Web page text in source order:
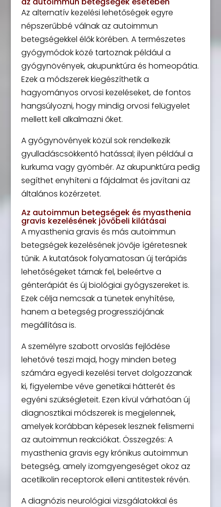
Az alternatív kezelési lehetőségek egyre
népszerűbbé válnak az autoimmun
betegségekkel élők körében. A természetes
gyógymódok közé tartoznak például a
gyógynövények, akupunktúra és homeopátia.
Ezek a módszerek kiegészíthetik a
hagyományos orvosi kezeléseket, de fontos
hangsúlyozni, hogy mindig orvosi felügyelet
mellett kell alkalmazni őket.
A gyógynövények közül sok rendelkezik
gyulladáscsökkentő hatással; ilyen például a
kurkuma vagy gyömbér. Az akupunktúra pedig
segíthet enyhíteni a fájdalmat és javítani az
általános közérzetet.
Az autoimmun betegségek és myasthenia
gravis kezelésének jövőbeli kilátásai
A myasthenia gravis és más autoimmun
betegségek kezelésének jövője ígéretesnek
tűnik. A kutatások folyamatosan új terápiás
lehetőségeket tárnak fel, beleértve a
génterápiát és új biológiai gyógyszereket is.
Ezek célja nemcsak a tünetek enyhítése,
hanem a betegség progressziójának
megállítása is.
A személyre szabott orvoslás fejlődése
lehetővé teszi majd, hogy minden beteg
számára egyedi kezelési tervet dolgozzanak
ki, figyelembe véve genetikai hátterét és
egyéni szükségleteit. Ezen kívül várhatóan új
diagnosztikai módszerek is megjelennek,
amelyek korábban képesek lesznek felismerni
az autoimmun reakciókat. Összegzés: A
myasthenia gravis egy krónikus autoimmun
betegség, amely izomgyengeséget okoz az
acetilkolin receptorok elleni antitestek révén.
A diagnózis neurológiai vizsgálatokkal és